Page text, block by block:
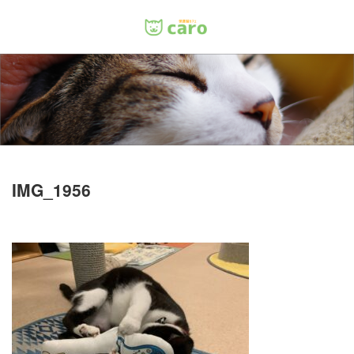
IMG_1956
Menu
ホーム
料金
里親について
お問い合わせ